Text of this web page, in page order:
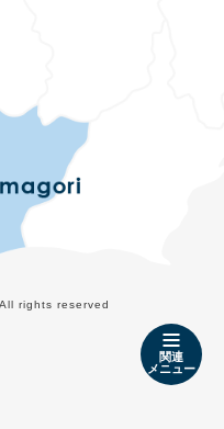
関連
メニュー
rights reserved